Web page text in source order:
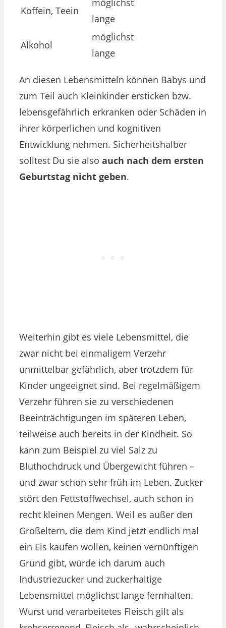
Koffein, Teein
lange
Alkohol
möglichst
lange
An diesen Lebensmitteln können Babys und
zum Teil auch Kleinkinder ersticken bzw.
lebensgefährlich erkranken oder Schäden in
ihrer körperlichen und kognitiven
Entwicklung nehmen. Sicherheitshalber
solltest Du sie also auch nach dem ersten
Geburtstag nicht geben.
Weiterhin gibt es viele Lebensmittel, die
zwar nicht bei einmaligem Verzehr
unmittelbar gefährlich, aber trotzdem für
Kinder ungeeignet sind. Bei regelmäßigem
Verzehr führen sie zu verschiedenen
Beeinträchtigungen im späteren Leben,
teilweise auch bereits in der Kindheit. So
kann zum Beispiel zu viel Salz zu
Bluthochdruck und Übergewicht führen –
und zwar schon sehr früh im Leben. Zucker
stört den Fettstoffwechsel, auch schon in
recht kleinen Mengen. Weil es außer den
Großeltern, die dem Kind jetzt endlich mal
ein Eis kaufen wollen, keinen vernünftigen
Grund gibt, würde ich darum auch
Industriezucker und zuckerhaltige
Lebensmittel möglichst lange fernhalten.
Wurst und verarbeitetes Fleisch gilt als